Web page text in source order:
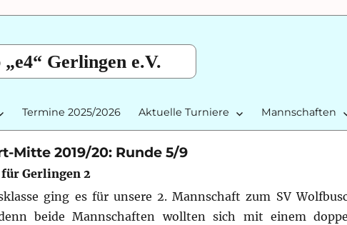
Gerlingen e.V.
Termine 2025/2026 Aktuelle Turniere Mannschaften
Mitte 2019/20: Runde 5/9
Gerlingen 2
ging es für unsere 2. Mannschaft zum SV
beide Mannschaften wollten sich mit einem